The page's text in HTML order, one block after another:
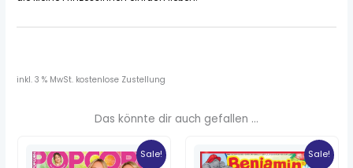
inkl. 3 % MwSt. kostenlose Zustellung
Das könnte dir auch gefallen …
Sale!
Ursprünglicher
war:
3,99 €
Aktueller
Preis
ist:
0,35 €.
Sale!
Ursprünglicher
war:
5,99 €
Aktueller
Preis
ist:
1,20 €.